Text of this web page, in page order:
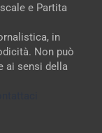
e Partita
in
Non può
ai sensi della